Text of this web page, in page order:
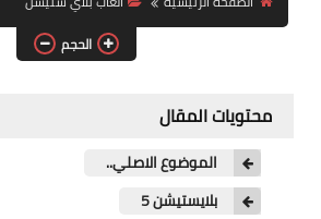
العاب حرب
العاب طخ
الحجم
محتويات المقال
الموضوع الاصلي..
بلايستيشن 5